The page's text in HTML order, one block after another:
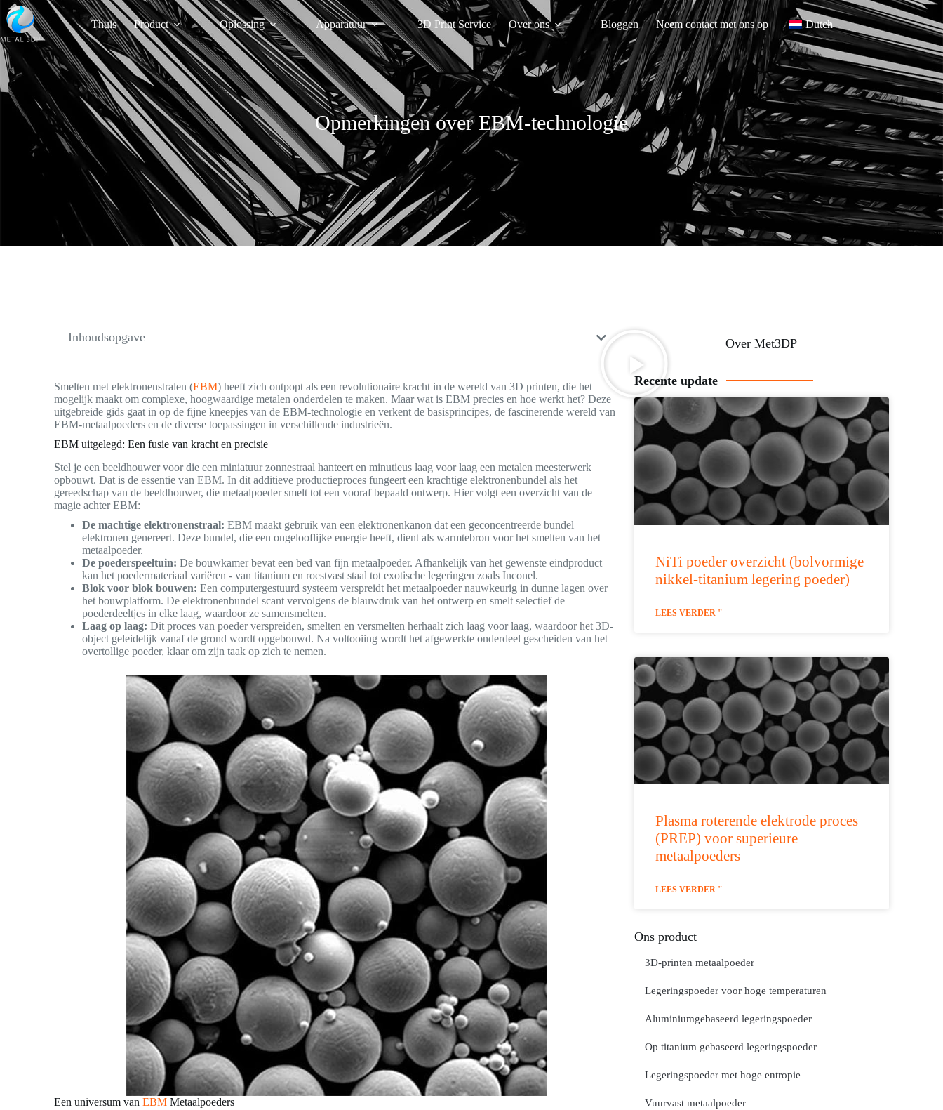
Thuis Product Oplossing Apparatuur 3D Print Service Over ons Bloggen Neem contact met ons op Dutch
Opmerkingen over EBM-technologie
Inhoudsopgave
Smelten met elektronenstralen (EBM) heeft zich ontpopt als een revolutionaire kracht in de wereld van 3D printen, die het
mogelijk maakt om complexe, hoogwaardige metalen onderdelen te maken. Maar wat is EBM precies en hoe werkt het? Deze
uitgebreide gids gaat in op de fijne kneepjes van de EBM-technologie en verkent de basisprincipes, de fascinerende wereld van
EBM-metaalpoeders en de diverse toepassingen in verschillende industrieën.
EBM uitgelegd: Een fusie van kracht en precisie
Stel je een beeldhouwer voor die een miniatuur zonnestraal hanteert en minutieus laag voor laag een metalen meesterwerk
opbouwt. Dat is de essentie van EBM. In dit additieve productieproces fungeert een krachtige elektronenbundel als het
gereedschap van de beeldhouwer, die metaalpoeder smelt tot een vooraf bepaald ontwerp. Hier volgt een overzicht van de
magie achter EBM:
De machtige elektronenstraal: EBM maakt gebruik van een elektronenkanon dat een geconcentreerde bundel
elektronen genereert. Deze bundel, die een ongelooflijke energie heeft, dient als warmtebron voor het smelten van het
metaalpoeder.
De poederspeeltuin: De bouwkamer bevat een bed van fijn metaalpoeder. Afhankelijk van het gewenste eindproduct
kan het poedermateriaal variëren - van titanium en roestvast staal tot exotische legeringen zoals Inconel.
Blok voor blok bouwen: Een computergestuurd systeem verspreidt het metaalpoeder nauwkeurig in dunne lagen over
het bouwplatform. De elektronenbundel scant vervolgens de blauwdruk van het ontwerp en smelt selectief de
poederdeeltjes in elke laag, waardoor ze samensmelten.
Laag op laag: Dit proces van poeder verspreiden, smelten en versmelten herhaalt zich laag voor laag, waardoor het 3D-
object geleidelijk vanaf de grond wordt opgebouwd. Na voltooiing wordt het afgewerkte onderdeel gescheiden van het
overtollige poeder, klaar om zijn taak op zich te nemen.
Een universum vanEBM Metaalpoeders
Over Met3DP
Recente update
NiTi poeder overzicht (bolvormige
nikkel-titanium legering poeder)
LEES VERDER "
Plasma roterende elektrode proces
(PREP) voor superieure
metaalpoeders
LEES VERDER "
Ons product
3D-printen metaalpoeder
Legeringspoeder voor hoge temperaturen
Aluminiumgebaseerd legeringspoeder
Op titanium gebaseerd legeringspoeder
Legeringspoeder met hoge entropie
Vuurvast metaalpoeder